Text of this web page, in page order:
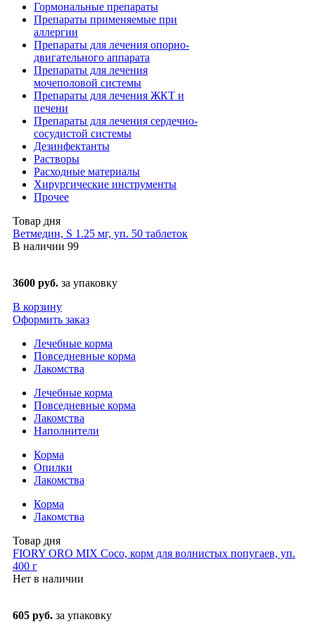
Гормональные препараты
Препараты применяемые при
аллергии
Препараты для лечения опорно-
двигательного аппарата
Препараты для лечения
мочеполовой системы
Препараты для лечения ЖКТ и
печени
Препараты для лечения сердечно-
сосудистой системы
Дезинфектанты
Растворы
Расходные материалы
Хирургические инструменты
Прочее
Товар дня
Ветмедин, S 1.25 мг, уп. 50 таблеток
В наличии 99
3600 руб. за упаковку
В корзину
Оформить заказ
Лечебные корма
Повседневные корма
Лакомства
Лечебные корма
Повседневные корма
Лакомства
Наполнители
Корма
Опилки
Лакомства
Корма
Лакомства
Товар дня
FIORY ORO MIX Coco, корм для волнистых попугаев, уп.
400 г
Нет в наличии
605 руб. за упаковку